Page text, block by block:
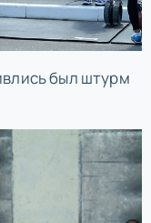
был штурм